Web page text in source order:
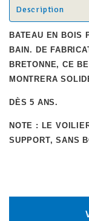
Description
BATEAU EN BOIS
BAIN. DE
BRETONNE, CE
MONTRERA
DÈS 5 ANS.
NOTE : LE
SUPPORT, SANS